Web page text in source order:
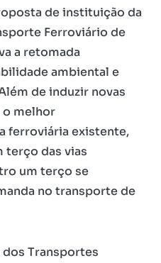
de instituição da
Ferroviário de
a retomada
ambiental e
de induzir novas
melhor
ferroviária existente,
terço das vias
um terço se
no transporte de
Transportes